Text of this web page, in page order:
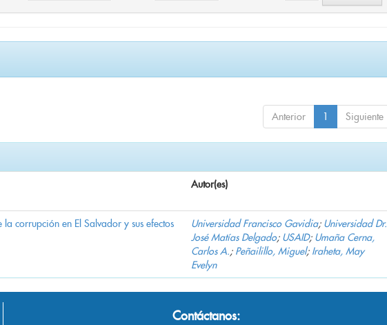
Anterior 1 Siguiente
Autor(es)
la corrupción en El Salvador y sus efectos
Universidad Francisco Gavidia; Universidad Dr.
José Matías Delgado; USAID; Umaña Cerna,
Carlos A.; Peñailillo, Miguel; Iraheta, May
Evelyn
Contáctanos: